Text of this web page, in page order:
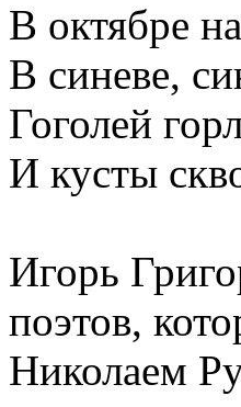
В октябре
В синеве,
Гоголей
И кусты
Игорь
поэтов,
Николаем